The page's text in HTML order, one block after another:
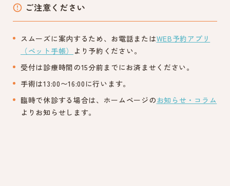
ご注意ください
スムーズに案内するため、お電話またはWEB予約アプリ
（ペット手帳）
より予約ください。
受付は診療時間の15分前までにお済ませください。
手術は13:00〜16:00に行います。
臨時で休診する場合は、ホームページの お知らせ・コラム
よりお知らせします。